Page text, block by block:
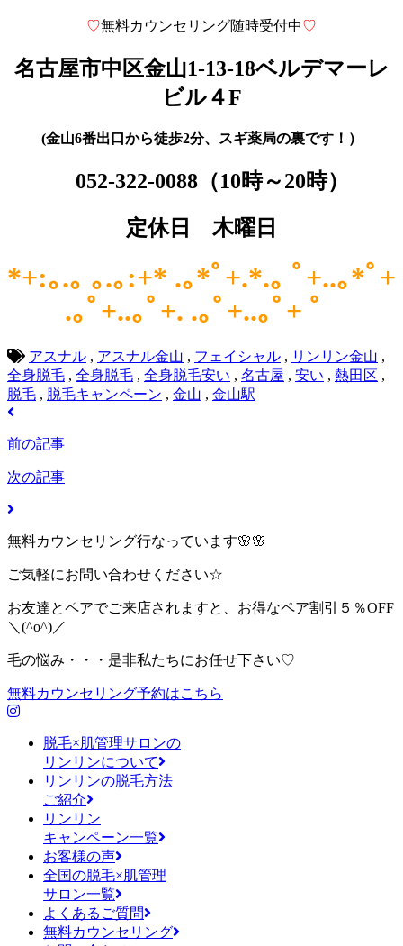
♡無料カウンセリング随時受付中♡
名古屋市中区金山1-13-18ベルデマーレ
ビル４F
(金山6番出口から徒歩2分、スギ薬局の裏です！）
052-322-0088 （10時～20時）
定休日 木曜日
*+:｡.｡ ｡.｡:+* .｡*ﾟ+.*.｡ ﾟ+..｡*ﾟ+
.｡ﾟ+..｡ﾟ+. .｡ﾟ+..｡ﾟ+ ゜
アスナル , アスナル金山 , フェイシャル , リンリン金山 ,
全身脱毛 , 全身脱毛 , 全身脱毛安い , 名古屋 , 安い , 熱田区 ,
脱毛 , 脱毛キャンペーン , 金山 , 金山駅
前の記事
次の記事
無料カウンセリング行なっています🌸🌸
ご気軽にお問い合わせください☆
お友達とペアでご来店されますと、お得なペア割引５％OFF
＼(^o^)／
毛の悩み・・・是非私たちにお任せ下さい♡
無料カウンセリング予約はこちら
脱毛×肌管理サロンの
リンリンについて
リンリンの脱毛方法
ご紹介
リンリン
キャンペーン一覧
お客様の声
全国の脱毛×肌管理
サロン一覧
よくあるご質問
無料カウンセリング